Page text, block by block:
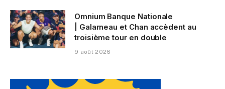
Omnium Banque Nationale
| Galarneau et Chan accèdent au
troisième tour en double
9 août 2026